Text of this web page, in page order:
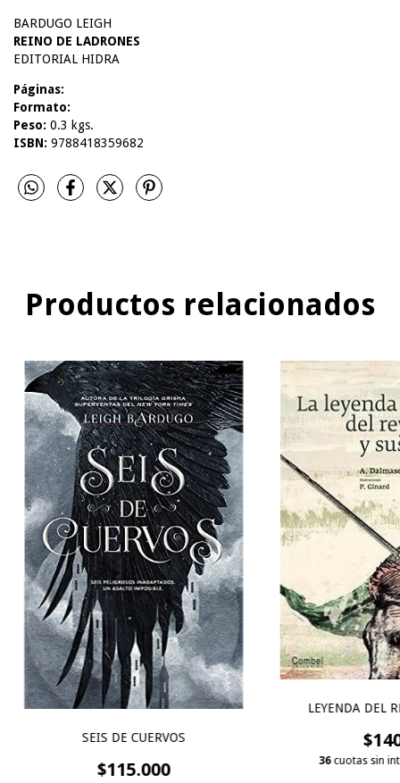
BARDUGO LEIGH
REINO DE LADRONES
EDITORIAL HIDRA
Páginas:
Formato:
Peso: 0.3 kgs.
ISBN: 9788418359682
Productos relacionados
SEIS DE CUERVOS
$115.000
LEYENDA DEL
36 cuotas sin